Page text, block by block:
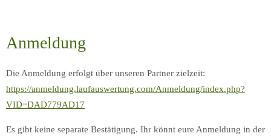
Anmeldung
Die Anmeldung erfolgt über unseren Partner zielzeit:
https://anmeldung.laufauswertung.com/Anmeldung/index.php?
VID=DAD779AD17
Es gibt keine separate Bestätigung. Ihr könnt eure Anmeldung in der